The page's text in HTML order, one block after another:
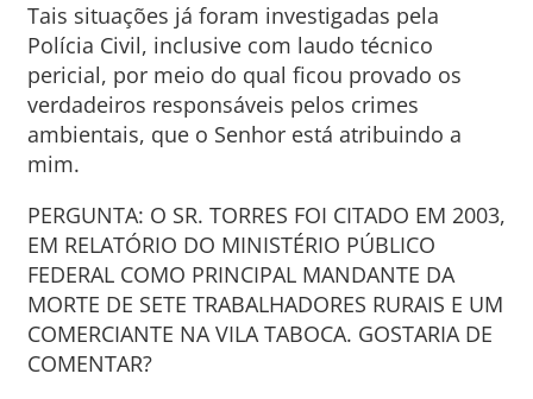
Tais situações já foram investigadas pela
Polícia Civil, inclusive com laudo técnico
pericial, por meio do qual ficou provado os
verdadeiros responsáveis pelos crimes
ambientais, que o Senhor está atribuindo a
mim.
PERGUNTA: O SR. TORRES FOI CITADO EM 2003,
EM RELATÓRIO DO MINISTÉRIO PÚBLICO
FEDERAL COMO PRINCIPAL MANDANTE DA
MORTE DE SETE TRABALHADORES RURAIS E UM
COMERCIANTE NA VILA TABOCA. GOSTARIA DE
COMENTAR?